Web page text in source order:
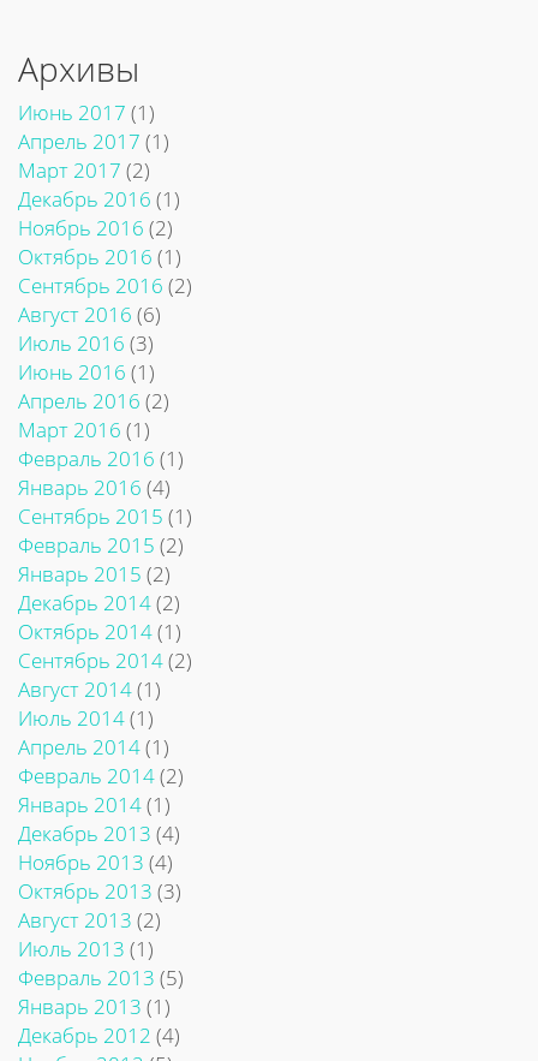
Архивы
Июнь 2017 (1)
Апрель 2017 (1)
Март 2017 (2)
Декабрь 2016 (1)
Ноябрь 2016 (2)
Октябрь 2016 (1)
Сентябрь 2016 (2)
Август 2016 (6)
Июль 2016 (3)
Июнь 2016 (1)
Апрель 2016 (2)
Март 2016 (1)
Февраль 2016 (1)
Январь 2016 (4)
Сентябрь 2015 (1)
Февраль 2015 (2)
Январь 2015 (2)
Декабрь 2014(2)
Октябрь 2014(1)
Сентябрь 2014(2)
Август 2014(1)
Июль 2014(1)
Апрель 2014(1)
Февраль 2014(2)
Январь 2014(1)
Декабрь 2013 (4)
Ноябрь 2013 (4)
Октябрь 2013 (3)
Август 2013 (2)
Июль 2013 (1)
Февраль 2013 (5)
Январь 2013 (1)
Декабрь 2012 (4)